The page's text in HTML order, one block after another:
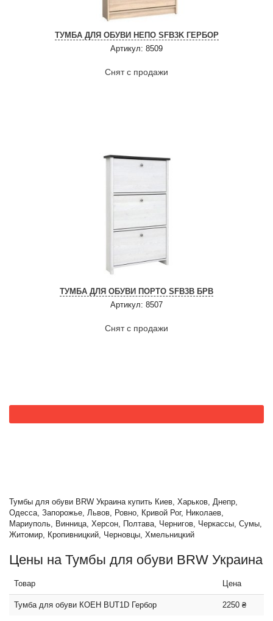
ТУМБА ДЛЯ ОБУВИ НЕПО SFB3K ГЕРБОР
Артикул: 8509
Снят с продажи
ТУМБА ДЛЯ ОБУВИ ПОРТО SFB3B БРВ
Артикул: 8507
Снят с продажи
Тумбы для обуви BRW Украина купить Киев, Харьков, Днепр,
Одесса, Запорожье, Львов, Ровно, Кривой Рог, Николаев,
Мариуполь, Винница, Херсон, Полтава, Чернигов, Черкассы, Сумы,
Житомир, Кропивницкий, Черновцы, Хмельницкий
Цены на Тумбы для обуви BRW Украина
Товар Цена
Тумба для обуви КОЕН BUT1D Гербор 2250 ₴